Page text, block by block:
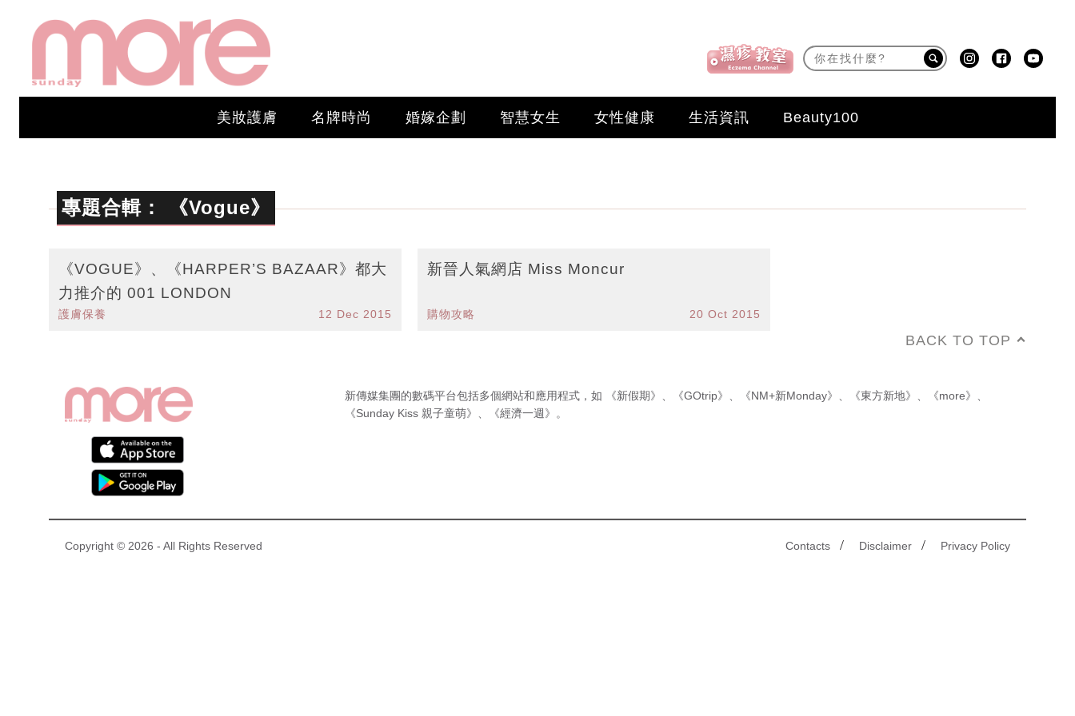
美妝護膚 名牌時尚 婚嫁企劃 智慧女生 女性健康 生活資訊 Beauty100
專題合輯： 《Vogue》
《VOGUE》、《HARPER’S BAZAAR》都大
力推介的 001 LONDON
護膚保養 12 Dec 2015
新晉人氣網店 Miss Moncur
購物攻略 20 Oct 2015
BACK TO TOP
新傳媒集團的數碼平台包括多個網站和應用程式，如 《新假期》 《GOtrip》 《NM+新Monday》 《東方新地》 《more》
《Sunday Kiss 親子童萌》
《經濟一週》 。
Contacts / Disclaimer / Privacy Policy
Copyright © 2026 - All Rights Reserved